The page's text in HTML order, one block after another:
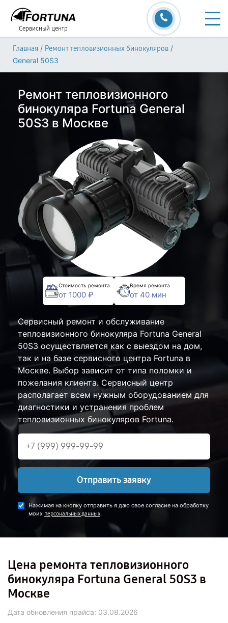
Сервисный центр
Главная / Ремонт тепловизионных бинокуляров /
General 50S3
Ремонт тепловизионного
бинокуляра Fortuna General
50S3 в Москве
Стоимость ремонта
от 1000 ₽
Время ремонта
от 40 мин
Сервисный ремонт и обслуживание
тепловизионного бинокуляра Fortuna General
50S3 осуществляется как с выездом на дом,
так и на базе сервисного центра Fortuna в
Москве. Выбор зависит от типа поломки и
пожелания клиента. Сервисный центр
располагает всем нужным оборудованием для
диагностики и устранения проблем
тепловизионных бинокуляров Fortuna.
Отправить заявку
Нажимая на кнопку отправить я даю свое согласие на обработку
моих персональных данных.
Цена ремонта тепловизионного
бинокуляра Fortuna General 50S3 в
Москве
Дата обновления прайса: 03.08.2026